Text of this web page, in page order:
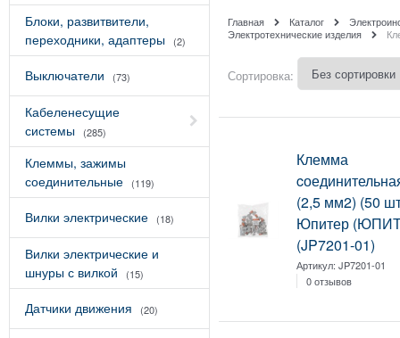
Блоки, развитвители,
переходники, адаптеры
(2)
Выключатели (73)
Кабеленесущие
системы
(285)
Клеммы, зажимы
соединительные
(119)
Вилки электрические (18)
Вилки электрические и
шнуры с вилкой
(15)
Датчики движения (20)
Главная Каталог
Электротехнические изделия
Сортировка:
Клемма
(2,5 мм2) (50
Юпитер
(JP7201-01)
Артикул:JP7201-01
0 отзывов